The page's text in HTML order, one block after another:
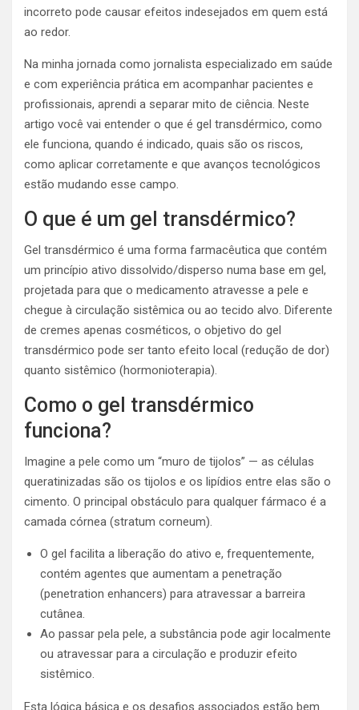
incorreto pode causar efeitos indesejados em quem está
ao redor.
Na minha jornada como jornalista especializado em saúde
e com experiência prática em acompanhar pacientes e
profissionais, aprendi a separar mito de ciência. Neste
artigo você vai entender o que é gel transdérmico, como
ele funciona, quando é indicado, quais são os riscos,
como aplicar corretamente e que avanços tecnológicos
estão mudando esse campo.
O que é um gel transdérmico?
Gel transdérmico é uma forma farmacêutica que contém
um princípio ativo dissolvido/disperso numa base em gel,
projetada para que o medicamento atravesse a pele e
chegue à circulação sistêmica ou ao tecido alvo. Diferente
de cremes apenas cosméticos, o objetivo do gel
transdérmico pode ser tanto efeito local (redução de dor)
quanto sistêmico (hormonioterapia).
Como o gel transdérmico
funciona?
Imagine a pele como um “muro de tijolos” — as células
queratinizadas são os tijolos e os lipídios entre elas são o
cimento. O principal obstáculo para qualquer fármaco é a
camada córnea (stratum corneum).
O gel facilita a liberação do ativo e, frequentemente,
contém agentes que aumentam a penetração
(penetration enhancers) para atravessar a barreira
cutânea.
Ao passar pela pele, a substância pode agir localmente
ou atravessar para a circulação e produzir efeito
sistêmico.
Esta lógica básica e os desafios associados estão bem